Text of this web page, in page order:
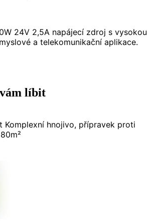
24V 2,5A napájecí zdroj s vysokou
a telekomunikační aplikace.
líbit
Komplexní hnojivo, přípravek proti